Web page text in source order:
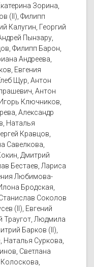
Зорина,
(II), Филипп
Калугин, Георгий
Пынзару,
Филипп Барон,
Андреева,
Евгения
Щур, Антон
Антон
Ключников,
Александр
Наталья
Кравцов,
Савелкова,
Дмитрий
Бестаев, Лариса
Любимова-
Бродская,
Соколов
(II), Евгений
Траугот, Людмила
Барков (II),
Наталья Суркова,
Светлана